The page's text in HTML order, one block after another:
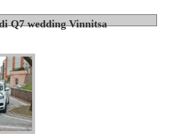
Q7 wedding Vinnitsa